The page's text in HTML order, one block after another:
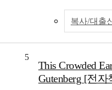
복사/대출
5
This Crowded
Gutenberg [전자